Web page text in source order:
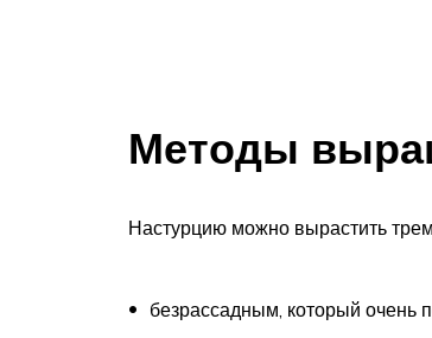
Методы
Настурцию можно вырастить
безрассадным, который очень